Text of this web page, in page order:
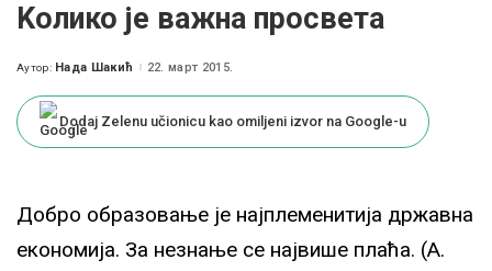
Koлико је важна просвета
Posted
Аутор: Нада Шакић 22. март 2015.
Dodaj Zelenu učionicu kao omiljeni izvor na Google-u
Добро образовање је најплеменитија државна
економија. За незнање се највише плаћа. (А.